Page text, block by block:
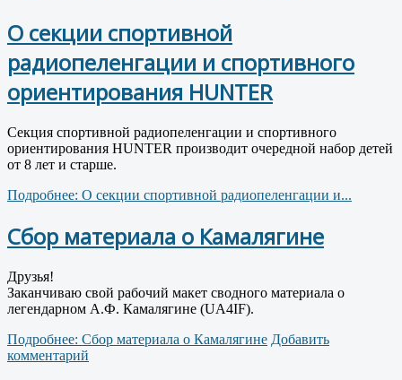
О секции спортивной
радиопеленгации и спортивного
ориентирования HUNTER
Секция спортивной радиопеленгации и спортивного
ориентирования HUNTER производит очередной набор детей
от 8 лет и старше.
Подробнее: О секции спортивной радиопеленгации и...
Сбор материала о Камалягине
Друзья!
Заканчиваю свой рабочий макет сводного материала о
легендарном А.Ф. Камалягине (UA4IF).
Подробнее: Сбор материала о Камалягине Добавить
комментарий